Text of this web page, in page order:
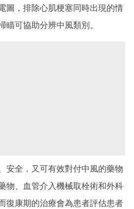
圖，排除心肌梗塞同時出現的情
瞄可協助分辨中風類別。
安全，又可有效對付中風的藥物
物、血管介入機械取栓術和外科
復康期的治療會為患者評估患者